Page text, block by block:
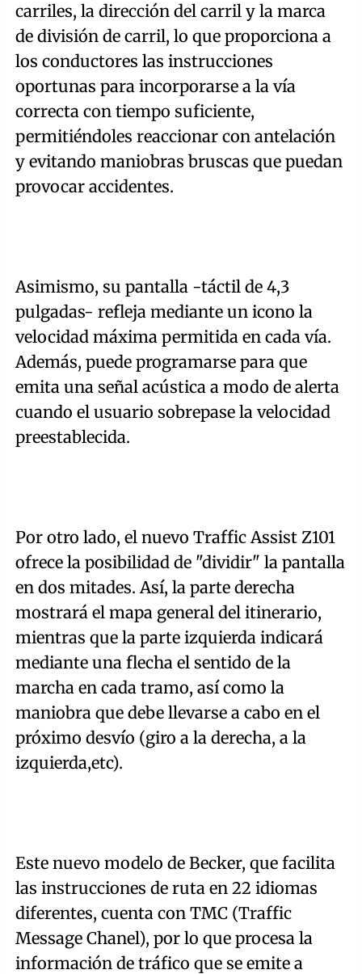
carriles, la dirección del carril y la marca
de división de carril, lo que proporciona a
los conductores las instrucciones
oportunas para incorporarse a la vía
correcta con tiempo suficiente,
permitiéndoles reaccionar con antelación
y evitando maniobras bruscas que puedan
provocar accidentes.
Asimismo, su pantalla -táctil de 4,3
pulgadas- refleja mediante un icono la
velocidad máxima permitida en cada vía.
Además, puede programarse para que
emita una señal acústica a modo de alerta
cuando el usuario sobrepase la velocidad
preestablecida.
Por otro lado, el nuevo Traffic Assist Z101
ofrece la posibilidad de "dividir" la pantalla
en dos mitades. Así, la parte derecha
mostrará el mapa general del itinerario,
mientras que la parte izquierda indicará
mediante una flecha el sentido de la
marcha en cada tramo, así como la
maniobra que debe llevarse a cabo en el
próximo desvío (giro a la derecha, a la
izquierda,etc).
Este nuevo modelo de Becker, que facilita
las instrucciones de ruta en 22 idiomas
diferentes, cuenta con TMC (Traffic
Message Chanel), por lo que procesa la
información de tráfico que se emite a